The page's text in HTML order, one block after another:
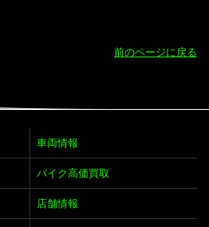
前のページに戻る
車両情報
バイク高価買取
店舗情報